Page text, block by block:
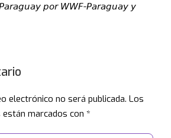
𝘱𝘰𝘳 𝘞𝘞𝘍-𝘗𝘢𝘳𝘢𝘨𝘶𝘢𝘺 𝘺
electrónico no será publicada. Los
marcados con *